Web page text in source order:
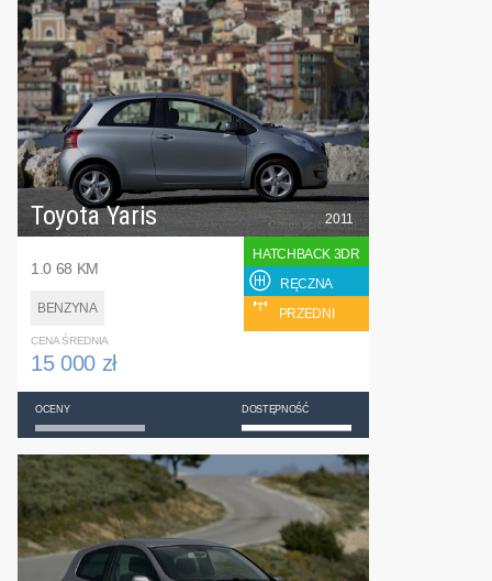
Toyota Yaris
1.0 68 KM
BENZYNA
2011
HATCHBACK 3DR
RĘCZNA
PRZEDNI
CENA ŚREDNIA
15 000 zł
OCENY DOSTĘPNOŚĆ